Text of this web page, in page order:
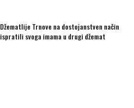
Džematlije Trnove na dostojanstven način
ispratili svoga imama u drugi džemat